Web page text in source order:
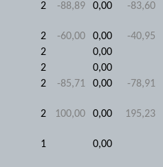
2 -88,89 0,00 -83,60
2 -60,00 0,00
-40,95
2
0,00
2
0,00
2 -85,71 0,00 -78,91
2 100,00 0,00 195,23
1 0,00